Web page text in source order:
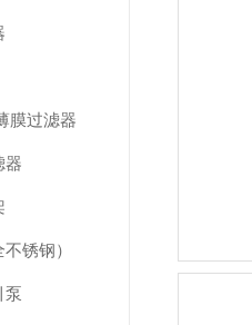
膜过滤器
器
锈钢）
泵